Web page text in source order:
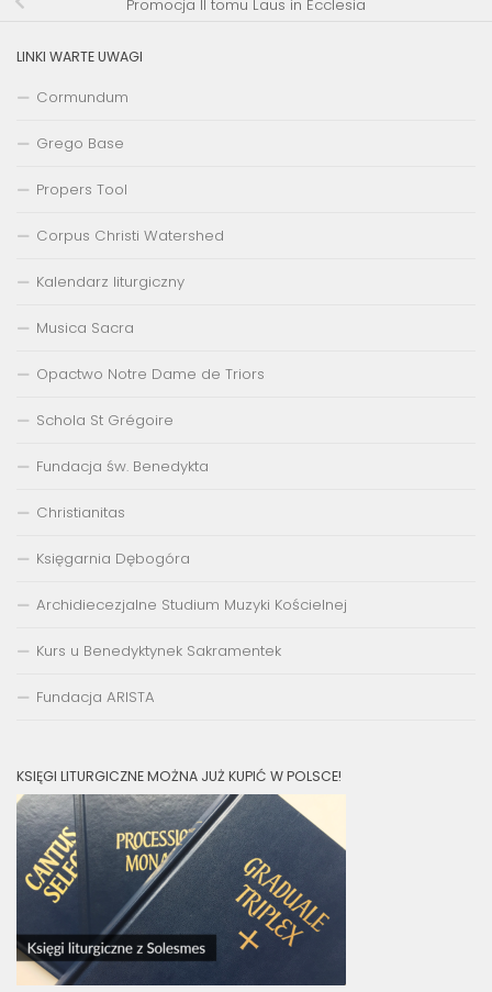
Promocja II tomu Laus in Ecclesia
LINKI WARTE UWAGI
Cormundum
Grego Base
Propers Tool
Corpus Christi Watershed
Kalendarz liturgiczny
Musica Sacra
Opactwo Notre Dame de Triors
Schola St Grégoire
Fundacja św. Benedykta
Christianitas
Księgarnia Dębogóra
Archidiecezjalne Studium Muzyki Kościelnej
Kurs u Benedyktynek Sakramentek
Fundacja ARISTA
KSIĘGI LITURGICZNE MOŻNA JUŻ KUPIĆ W POLSCE!